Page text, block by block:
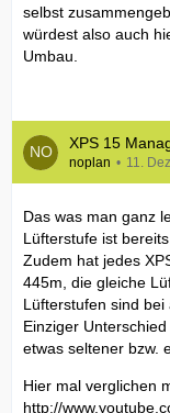
selbst
würdest also auch
Umbau.
XPS 15
noplan 11.
Das was man ganz
Lüfterstufe ist
Zudem hat jedes
445m, die gleiche
Lüfterstufen sind bei
Einziger
etwas seltener bzw.
Hier mal verglichen
http://